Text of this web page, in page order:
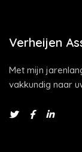
Verheijen
Met mijn
vakkundig naar